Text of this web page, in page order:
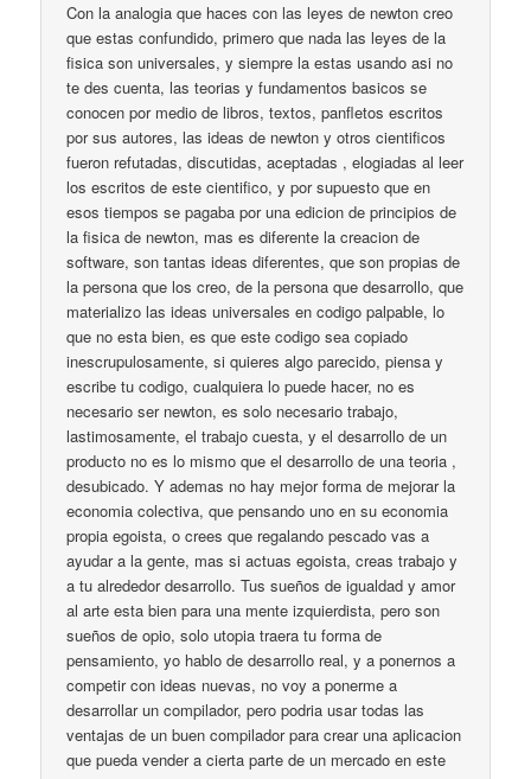
Con la analogia que haces con las leyes de newton creo
que estas confundido, primero que nada las leyes de la
fisica son universales, y siempre la estas usando asi no
te des cuenta, las teorias y fundamentos basicos se
conocen por medio de libros, textos, panfletos escritos
por sus autores, las ideas de newton y otros cientificos
fueron refutadas, discutidas, aceptadas , elogiadas al leer
los escritos de este cientifico, y por supuesto que en
esos tiempos se pagaba por una edicion de principios de
la fisica de newton, mas es diferente la creacion de
software, son tantas ideas diferentes, que son propias de
la persona que los creo, de la persona que desarrollo, que
materializo las ideas universales en codigo palpable, lo
que no esta bien, es que este codigo sea copiado
inescrupulosamente, si quieres algo parecido, piensa y
escribe tu codigo, cualquiera lo puede hacer, no es
necesario ser newton, es solo necesario trabajo,
lastimosamente, el trabajo cuesta, y el desarrollo de un
producto no es lo mismo que el desarrollo de una teoria ,
desubicado. Y ademas no hay mejor forma de mejorar la
economia colectiva, que pensando uno en su economia
propia egoista, o crees que regalando pescado vas a
ayudar a la gente, mas si actuas egoista, creas trabajo y
a tu alrededor desarrollo. Tus sueños de igualdad y amor
al arte esta bien para una mente izquierdista, pero son
sueños de opio, solo utopia traera tu forma de
pensamiento, yo hablo de desarrollo real, y a ponernos a
competir con ideas nuevas, no voy a ponerme a
desarrollar un compilador, pero podria usar todas las
ventajas de un buen compilador para crear una aplicacion
que pueda vender a cierta parte de un mercado en este